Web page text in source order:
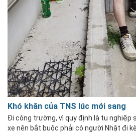
Khó khăn của TNS lúc mới sang
Đi công trường, vì quy định là tu nghiệp
xe nên bắt buộc phải có người Nhật đi